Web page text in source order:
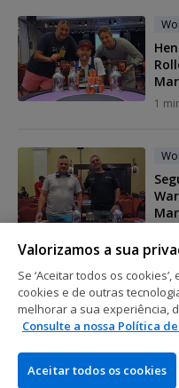
1
a
2
Valorizamos a sua
Se ‘Aceitar todos os
cookies e de outras
melhorar a sua experiência,
Consulte a nossa Política
Aceitar todos os cookies